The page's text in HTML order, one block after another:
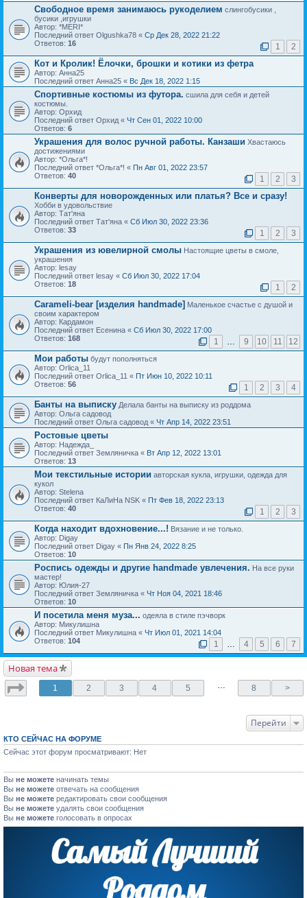
Свободное время занимаюсь рукоделием слингобусики ,
бусики ,игрушки
Автор: *MERI*
Последний ответ Olgushka78 « Ср Дек 28, 2022 21:22
Ответов: 16 1 2
Кот и Кролик! Ёлочки, брошки и котики из фетра
Автор: Анна25
Последний ответ Анна25 « Вс Дек 18, 2022 1:15
Спортивные костюмы из футора. сшила для себя и детей
костюмы.
Автор: Орхид
Последний ответ Орхид « Чт Сен 01, 2022 10:00
Ответов: 6
Украшения для волос ручной работы. Канзаши Хвастаюсь
достижениями
Автор: *Ольга*!
Последний ответ *Ольга*! « Пн Авг 01, 2022 23:57
Ответов: 40 1 2 3
Конверты для новорожденных или платья? Все и сразу!
Хобби в удовольствие
Автор: Тат'яна
Последний ответ Тат'яна « Сб Июл 30, 2022 23:36
Ответов: 33 1 2 3
Украшения из ювелирной смолы Настоящие цветы в смоле,
украшения
Автор: lesay
Последний ответ lesay « Сб Июл 30, 2022 17:04
Ответов: 18 1 2
Carameli-bear [изделия handmade] Маленькое счастье с душой и
своим характером
Автор: Кардамон
Последний ответ Есенина « Сб Июл 30, 2022 17:00
Ответов: 168 1 … 9 10 11 12
Мои работы будут пополняться
Автор: Orlica_11
Последний ответ Orlica_11 « Пт Июн 10, 2022 10:11
Ответов: 56 1 2 3 4
Банты на выписку Делала банты на выписку из роддома
Автор: Ольга садовод
Последний ответ Ольга садовод « Чт Апр 14, 2022 23:51
Ростовые цветы
Автор: Надежда_
Последний ответ Земляничка « Вт Апр 12, 2022 13:01
Ответов: 13
Мои текстильные истории авторская кукла, игрушки, одежда для
кукол
Автор: Stelena
Последний ответ КаЛиНа NSK « Пт Фев 18, 2022 23:13
Ответов: 40 1 2 3
Когда находит вдохновение...! Вязание и не только.
Автор: Digay
Последний ответ Digay « Пн Янв 24, 2022 8:25
Ответов: 10
Роспись одежды и другие handmade увлечения. На все руки
мастер!
Автор: Юлия-27
Последний ответ Земляничка « Чт Ноя 04, 2021 18:46
Ответов: 10
И посетила меня муза... одеяла в стиле пэчворк
Автор: Микулишна
Последний ответ Микулишна « Чт Июл 01, 2021 14:04
Ответов: 104 1 … 4 5 6 7
Новая тема
1 2 3 4 5 … 8 >
Перейти
КТО СЕЙЧАС НА ФОРУМЕ
Сейчас этот форум просматривают: Нет
Вы не можете начинать темы
Вы не можете отвечать на сообщения
Вы не можете редактировать свои сообщения
Вы не можете удалять свои сообщения
Вы не можете голосовать в опросах